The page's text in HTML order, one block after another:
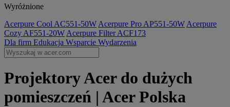
Wyróżnione
Acerpure Cool AC551-50W Acerpure Pro AP551-50W Acerpure
Cozy AF551-20W Acerpure Filter ACF173
Dla firm Edukacja Wsparcie Wydarzenia
Projektory Acer do dużych
pomieszczeń | Acer Polska